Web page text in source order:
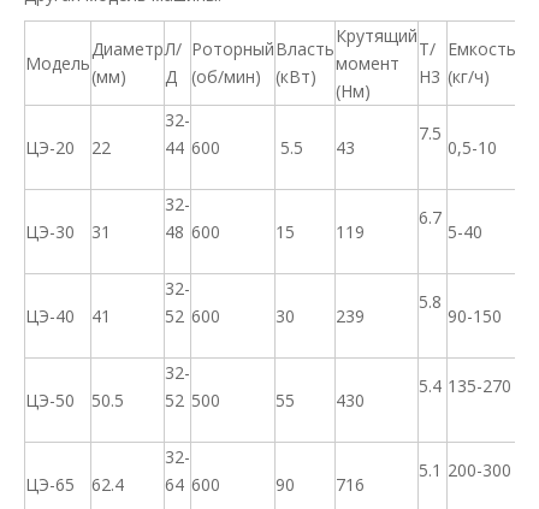
Модель
Диаметр
(мм)
Л/
Д
Роторный
(об/мин)
Власть
(кВт)
Крутящий
момент
(Нм)
Т/
Н3
Емкость
(кг/ч)
ЦЭ-20 22
32-
44 600 5.5 43
7.5
0,5-10
ЦЭ-30 31
32-
48 600 15 119
6.7
5-40
ЦЭ-40 41
32-
52 600 30 239
5.8
90-150
ЦЭ-50 50.5
32-
52 500 55 430
5.4 135-270
ЦЭ-65 62.4
32-
64 600 90 716
5.1 200-300